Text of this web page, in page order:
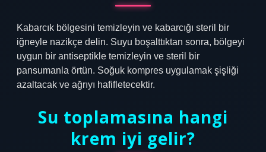
Kabarcık bölgesini temizleyin ve kabarcığı steril bir
iğneyle nazikçe delin. Suyu boşalttıktan sonra, bölgeyi
uygun bir antiseptikle temizleyin ve steril bir
pansumanla örtün. Soğuk kompres uygulamak şişliği
azaltacak ve ağrıyı hafifletecektir.
Su toplamasına hangi
krem iyi gelir?